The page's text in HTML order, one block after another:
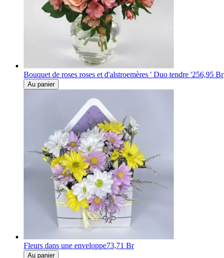
Bouquet de roses roses et d'alstroemères ' Duo tendre '256,95 Br
Au panier
Fleurs dans une enveloppe73,71 Br
Au panier